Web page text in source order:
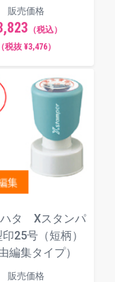
」など
サイトでも販売
ートは別となりま
会員のご登録が必要
販売価格
（税込）
（税抜 ¥3,476）
ハタ Xスタンパ
25号（短柄）
編集タイプ）
販売価格